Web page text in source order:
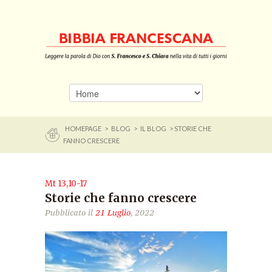
HOMEPAGE > BLOG > IL BLOG
> STORIE CHE
FANNO CRESCERE
Mt 13,10-17
Storie che fanno crescere
Pubblicato il 21 Luglio, 2022